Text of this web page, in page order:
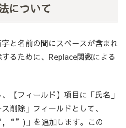
について
と名前の間にスペースが含まれ
るために、Replace関数による
【フィールド】項目に「氏名」
削除」フィールドとして、
“”)」を追加します。この